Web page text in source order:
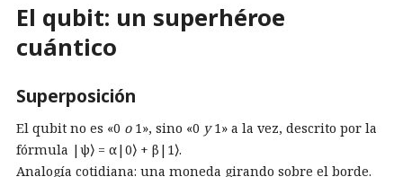
El qubit: un superhéroe
cuántico
Superposición
El qubit no es «0 o1», sino «0 y1» a la vez, descrito por la
fórmula |ψ⟩ = α|0⟩ + β|1⟩.
Analogía cotidiana: una moneda girando sobre el borde.